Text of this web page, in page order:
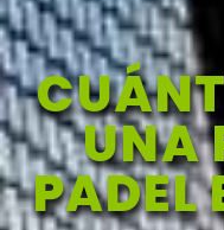
UNA
PADEL